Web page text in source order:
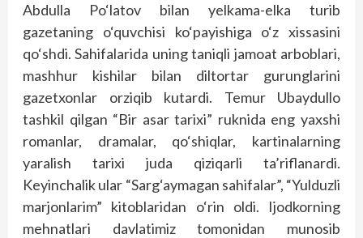
Abdulla Po‘latov bilan yelkama-elka turib
gazetaning o‘quvchisi ko‘payishiga o‘z xissasini
qo‘shdi. Sahifalarida uning taniqli jamoat arboblari,
mashhur kishilar bilan diltortar gurunglarini
gazetxonlar orziqib kutardi. Temur Ubaydullo
tashkil qilgan “Bir asar tarixi” ruknida eng yaxshi
romanlar, dramalar, qo‘shiqlar, kartinalarning
yaralish tarixi juda qiziqarli ta’riflanardi.
Keyinchalik ular “Sarg‘aymagan sahifalar”, “Yulduzli
marjonlarim” kitoblaridan o‘rin oldi. Ijodkorning
mehnatlari davlatimiz tomonidan munosib